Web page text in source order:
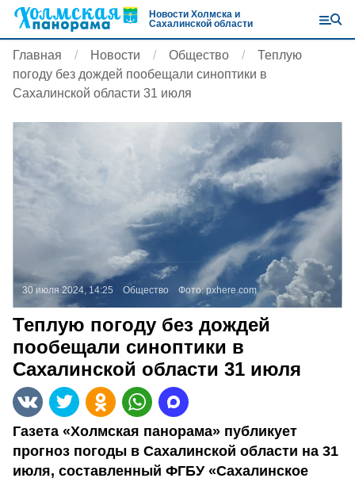
Новости Холмска и
Сахалинской области
Главная Новости Общество
Теплую
погоду без дождей пообещали синоптики в
Сахалинской области 31 июля
30 июля 2024, 14:25 Общество Фото:pxhere.com
Теплую погоду без дождей
пообещали синоптики в
Сахалинской области 31 июля
Газета «Холмская панорама» публикует
прогноз погоды в Сахалинской области на 31
июля, составленный ФГБУ «Сахалинское